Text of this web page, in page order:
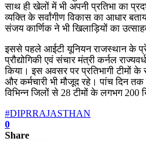
साथ ही खेलों में भी अपनी प्रतिभा का
व्यक्ति के सर्वांगीण विकास का आधार
संजय कार्णिक ने भी खिलाड़ियों का
इससे पहले आईटी यूनियन राजस्थान के
प्रौद्योगिकी एवं संचार मंत्री कर्नल
किया। इस अवसर पर प्रतिभागी टीमों के
और कर्मचारी भी मौजूद रहे। पांच दिन
विभिन्न जिलों से 28 टीमों के लगभग 200
#DIPRRAJASTHAN
0
Share